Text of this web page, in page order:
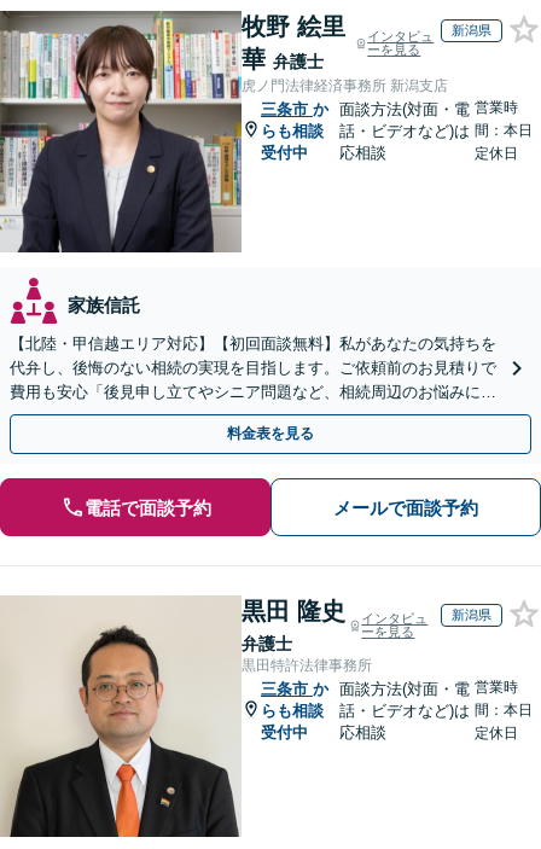
牧野 絵里
華 弁護士
インタビュ
ーを見る
新潟県
虎ノ門法律経済事務所 新潟支店
三条市 か
らも相談
受付中
面談方法(対面・電
話・ビデオなど)は
応相談
営業時
間：本日
定休日
家族信託
【北陸・甲信越エリア対応】【初回面談無料】私があなたの気持ちを
代弁し、後悔のない相続の実現を目指します。ご依頼前のお見積りで
費用も安心「後見申し立てやシニア問題など、相続周辺のお悩みにも
対処可能」【WEB面談対応】
料金表を見る
電話で面談予約 メールで面談予約
黒田 隆史
弁護士
インタビュ
ーを見る
新潟県
黒田特許法律事務所
三条市 か
らも相談
受付中
面談方法(対面・電
話・ビデオなど)は
応相談
営業時
間：本日
定休日